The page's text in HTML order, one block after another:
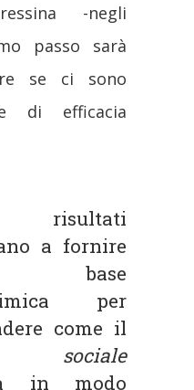
-negli
passo sarà
se ci sono
di efficacia
risultati
a fornire
base
per
come il
sociale
in modo